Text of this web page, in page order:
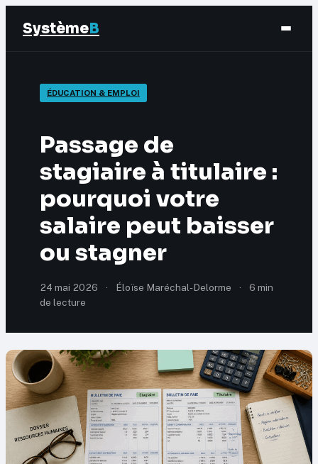
SystèmeB
Finance
Éducation & Emploi
Marketing
ÉDUCATION & EMPLOI
Passage de
stagiaire à titulaire :
pourquoi votre
salaire peut baisser
ou stagner
24 mai 2026 · Éloïse Maréchal-Delorme ·
6 min
de lecture